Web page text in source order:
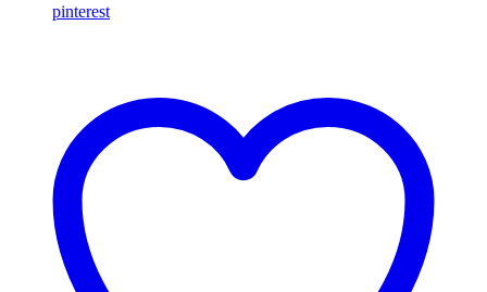
pinterest